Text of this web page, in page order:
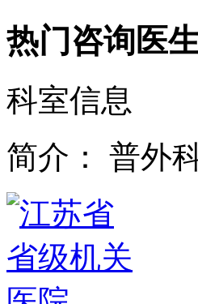
搜
热门咨询医生
科室信息
简介： 普外